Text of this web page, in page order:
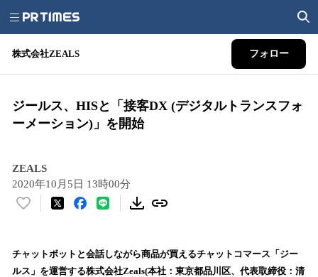
株式会社ZEALS フォロー
ジールス、HISと「接客DX (デジタルトランスフォ
ーメーション)」を開始
ZEALS
2020年10月5日 13時00分
い
！
数
チャットボットと会話しながら商品が買えるチャットコマース「ジー
ルス」を運営する株式会社Zeals(本社：東京都品川区、代表取締役：清